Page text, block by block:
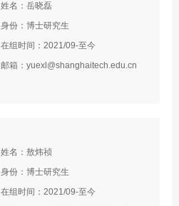
姓名：岳晓磊
身份：博士研究生
在组时间：2021/09-至今
邮箱：yuexl@shanghaitech.edu.cn
姓名：敖炜祯
身份：博士研究生
在组时间：2021/09-至今